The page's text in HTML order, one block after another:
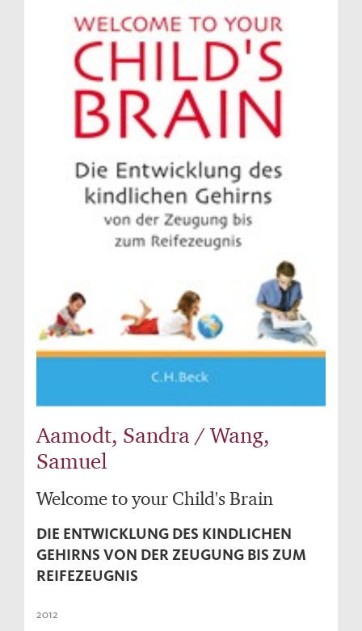
Aamodt, Sandra / Wang,
Samuel
Welcome to your Child's Brain
DIE ENTWICKLUNG DES KINDLICHEN
GEHIRNS VON DER ZEUGUNG BIS ZUM
REIFEZEUGNIS
2012